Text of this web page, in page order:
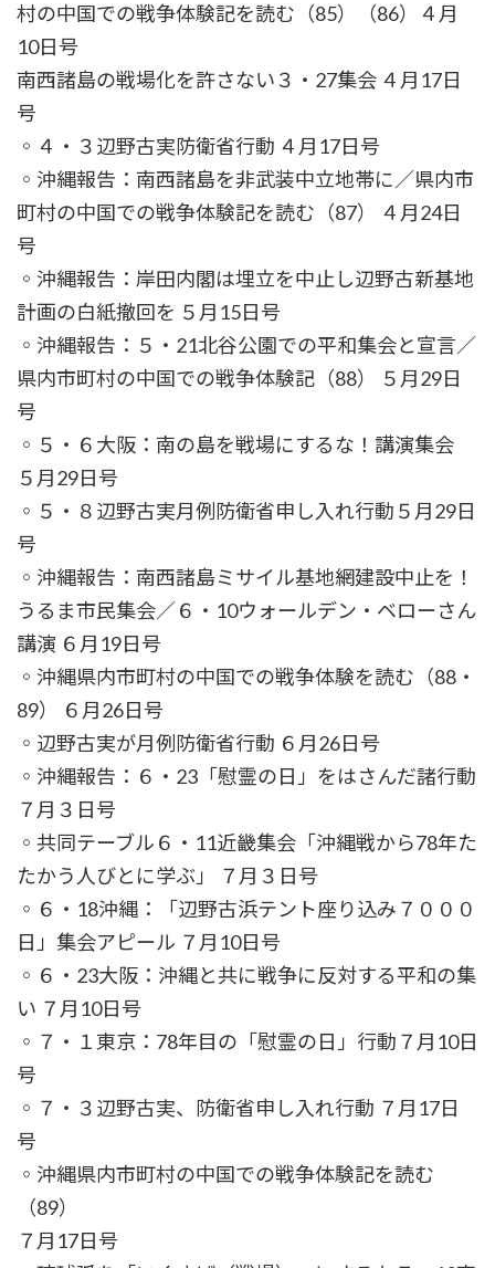
村の中国での戦争体験記を読む（85）（86）４月
10日号
南西諸島の戦場化を許さない３・27集会 ４月17日
号
◦４・３辺野古実防衛省行動 ４月17日号
◦沖縄報告：南西諸島を非武装中立地帯に／県内市
町村の中国での戦争体験記を読む（87） ４月24日
号
◦沖縄報告：岸田内閣は埋立を中止し辺野古新基地
計画の白紙撤回を ５月15日号
◦沖縄報告：５・21北谷公園での平和集会と宣言／
県内市町村の中国での戦争体験記（88） ５月29日
号
◦５・６大阪：南の島を戦場にするな！講演集会
５月29日号
◦５・８辺野古実月例防衛省申し入れ行動５月29日
号
◦沖縄報告：南西諸島ミサイル基地網建設中止を！
うるま市民集会／６・10ウォールデン・ベローさん
講演 ６月19日号
◦沖縄県内市町村の中国での戦争体験を読む（88・
89） ６月26日号
◦辺野古実が月例防衛省行動 ６月26日号
◦沖縄報告：６・23「慰霊の日」をはさんだ諸行動
７月３日号
◦共同テーブル６・11近畿集会「沖縄戦から78年た
たかう人びとに学ぶ」 ７月３日号
◦６・18沖縄：「辺野古浜テント座り込み７０００
日」集会アピール ７月10日号
◦６・23大阪：沖縄と共に戦争に反対する平和の集
い ７月10日号
◦７・１東京：78年目の「慰霊の日」行動７月10日
号
◦７・３辺野古実、防衛省申し入れ行動 ７月17日
号
◦沖縄県内市町村の中国での戦争体験記を読む
（89）
７月17日号